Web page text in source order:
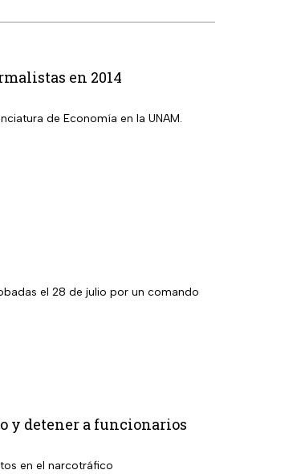
en 2014
de Economía en la UNAM.
el 28 de julio por un comando
y detener a funcionarios
en el narcotráfico